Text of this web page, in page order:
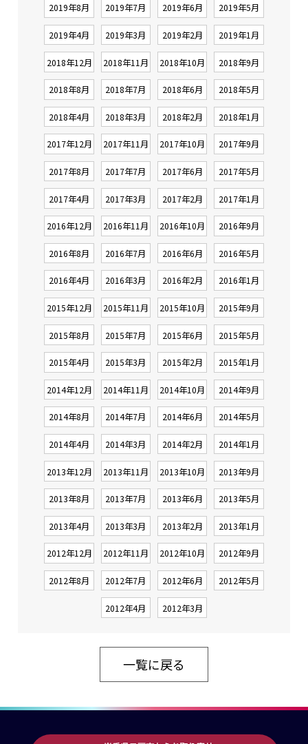
2019年8月 2019年7月 2019年6月 2019年5月
2019年4月 2019年3月 2019年2月 2019年1月
2018年12月 2018年11月 2018年10月 2018年9月
2018年8月 2018年7月 2018年6月 2018年5月
2018年4月 2018年3月 2018年2月 2018年1月
2017年12月 2017年11月 2017年10月 2017年9月
2017年8月 2017年7月 2017年6月 2017年5月
2017年4月 2017年3月 2017年2月 2017年1月
2016年12月 2016年11月 2016年10月 2016年9月
2016年8月 2016年7月 2016年6月 2016年5月
2016年4月 2016年3月 2016年2月 2016年1月
2015年12月 2015年11月 2015年10月 2015年9月
2015年8月 2015年7月 2015年6月 2015年5月
2015年4月 2015年3月 2015年2月 2015年1月
2014年12月 2014年11月 2014年10月 2014年9月
2014年8月 2014年7月 2014年6月 2014年5月
2014年4月 2014年3月 2014年2月 2014年1月
2013年12月 2013年11月 2013年10月 2013年9月
2013年8月 2013年7月 2013年6月 2013年5月
2013年4月 2013年3月 2013年2月 2013年1月
2012年12月 2012年11月 2012年10月 2012年9月
2012年8月 2012年7月 2012年6月 2012年5月
2012年4月 2012年3月
一覧に戻る